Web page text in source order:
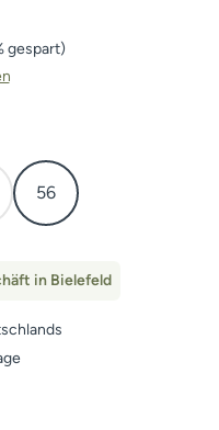
gespart)
56
in Bielefeld